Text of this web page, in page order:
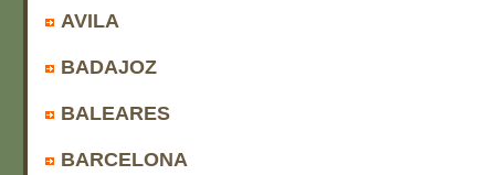
AVILA
BADAJOZ
BALEARES
BARCELONA